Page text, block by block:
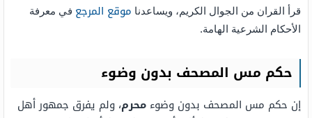
قرأ القران من الجوال الكريم، ويساعدنا موقع المرجع في معرفة
الأحكام الشرعية الهامة.
حكم مس المصحف بدون وضوء
إن حكم مس المصحف بدون وضوء محرم، ولم يفرق جمهور أهل